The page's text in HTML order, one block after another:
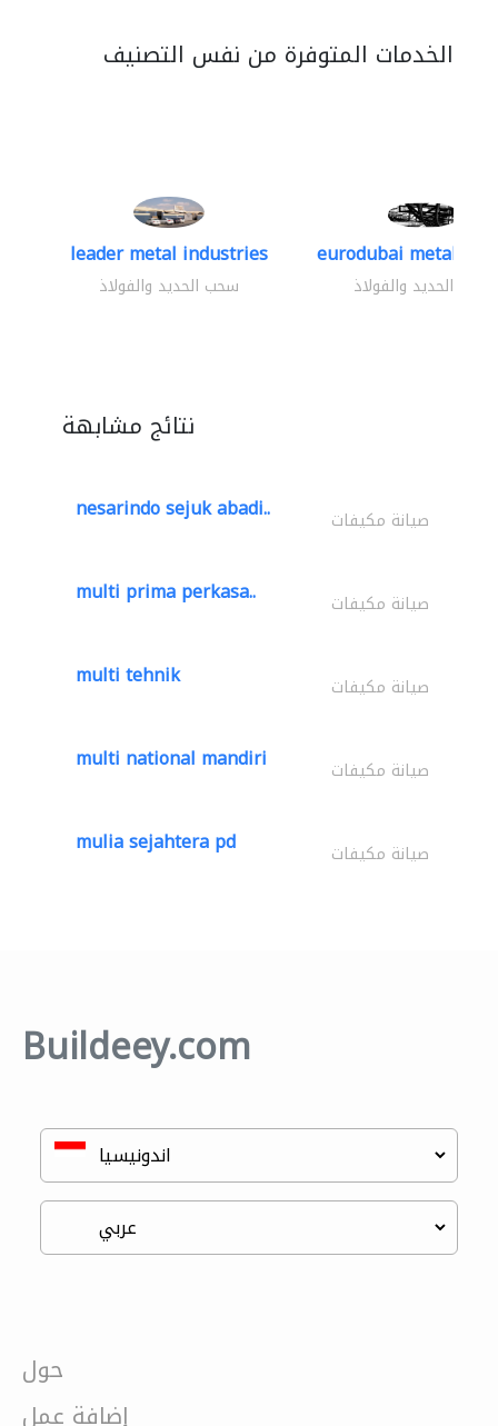
الخدمات المتوفرة من نفس التصنيف
leader metal industries
سحب الحديد والفولاذ
eurodubai metal
سحب الحديد والفولاذ
نتائج مشابهة
nesarindo sejuk abadi.. صيانة مكيفات
multi prima perkasa.. صيانة مكيفات
multi tehnik صيانة مكيفات
multi national mandiri صيانة مكيفات
mulia sejahtera pd صيانة مكيفات
Buildeey.com
حول
إضافة عمل